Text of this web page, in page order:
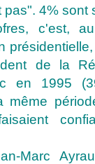
pas". 4% sont
c'est,
de la
en 1995
même
Marc